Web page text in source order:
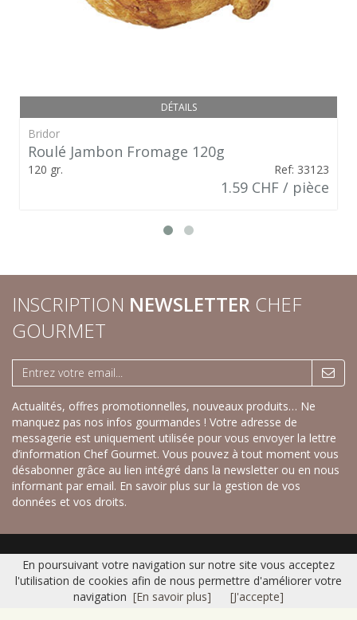
DÉTAILS
Bridor
Roulé Jambon Fromage 120g
120 gr. Ref: 33123
1.59 CHF / pièce
INSCRIPTION NEWSLETTER CHEF
GOURMET
Actualités, offres promotionnelles, nouveaux produits… Ne
manquez pas nos infos gourmandes ! Votre adresse de
messagerie est uniquement utilisée pour vous envoyer la lettre
d’information Chef Gourmet. Vous pouvez à tout moment vous
désabonner grâce au lien intégré dans la newsletter ou en nous
informant par email. En savoir plus sur la gestion de vos
données et vos droits.
Accueil|Nos savoureux desserts sucrés| Nos recettes créatives salées
Gamme Fraîche|Catalogue|Contact|Plan du site|Mentions légales
© 2016 CHEF GOURMET - Réalisation Bexter
En poursuivant votre navigation sur notre site vous acceptez
l'utilisation de cookies afin de nous permettre d'améliorer votre
navigation [En savoir plus] [J'accepte]